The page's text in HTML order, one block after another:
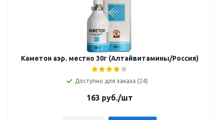
Каметон аэр. местно 30г (Алтайвитамины/Россия)
Доступно для заказа (24)
163 руб./шт